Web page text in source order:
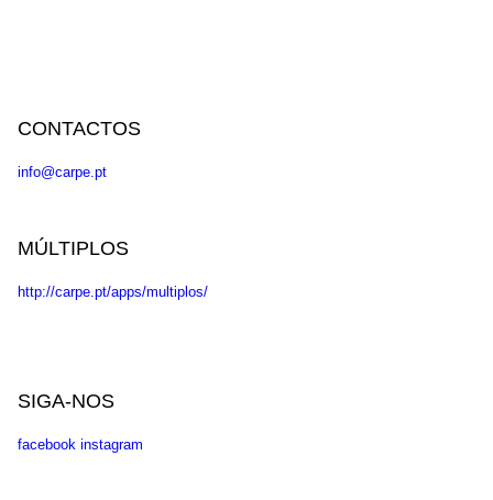
CONTACTOS
info@carpe.pt
MÚLTIPLOS
http://carpe.pt/apps/multiplos/
SIGA-NOS
facebook instagram